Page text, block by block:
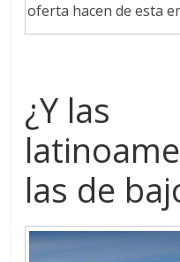
oferta hacen de esta
¿Y las
las de